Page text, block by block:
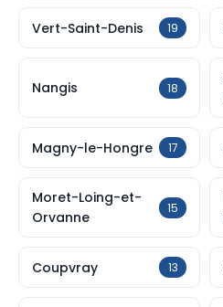
Vert-Saint-Denis 19
Nangis 18
Magny-le-Hongre 17
Moret-Loing-et-
Orvanne
15
Coupvray 13